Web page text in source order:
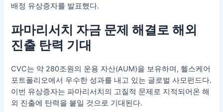
배정 유상증자를 발표했다.
파마리서치 자금 문제 해결로 해외
진출 탄력 기대
CVC는 약 280조원의 운용 자산(AUM)을 보유하며, 헬스케어
포트폴리오에서 우수한 성과를 내고 있는 글로벌 사모펀드다.
이번 유상증자는 파마리서치의 고질적 문제로 지적되어온 해
외 진출에 탄력을 붙일 것으로 기대된다.